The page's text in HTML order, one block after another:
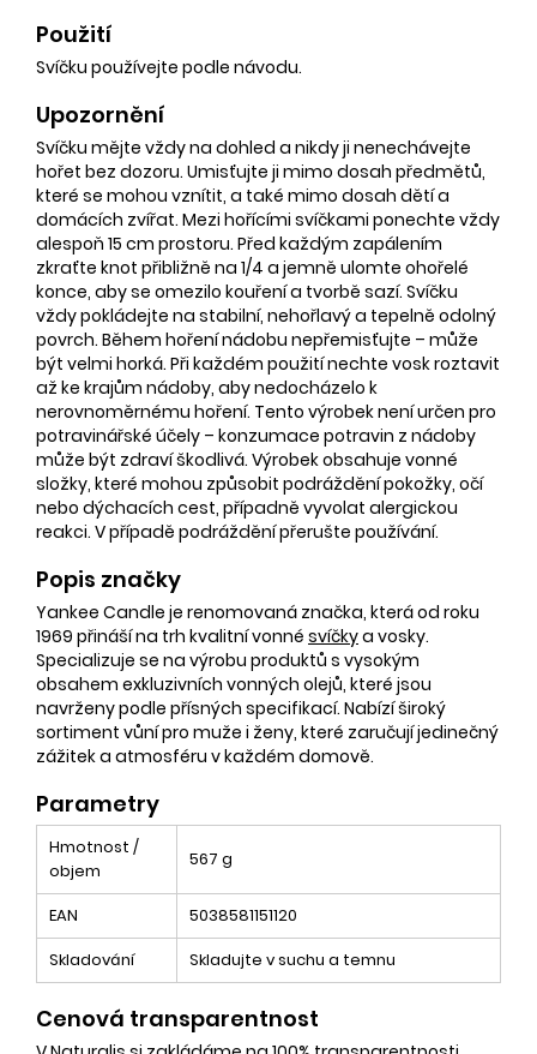
Použití
Svíčku používejte podle návodu.
Upozornění
Svíčku mějte vždy na dohled a nikdy ji nenechávejte
hořet bez dozoru. Umisťujte ji mimo dosah předmětů,
které se mohou vznítit, a také mimo dosah dětí a
domácích zvířat. Mezi hořícími svíčkami ponechte vždy
alespoň 15 cm prostoru. Před každým zapálením
zkraťte knot přibližně na 1/4 a jemně ulomte ohořelé
konce, aby se omezilo kouření a tvorbě sazí. Svíčku
vždy pokládejte na stabilní, nehořlavý a tepelně odolný
povrch. Během hoření nádobu nepřemisťujte – může
být velmi horká. Při každém použití nechte vosk roztavit
až ke krajům nádoby, aby nedocházelo k
nerovnoměrnému hoření. Tento výrobek není určen pro
potravinářské účely – konzumace potravin z nádoby
může být zdraví škodlivá. Výrobek obsahuje vonné
složky, které mohou způsobit podráždění pokožky, očí
nebo dýchacích cest, případně vyvolat alergickou
reakci. V případě podráždění přerušte používání.
Popis značky
Yankee Candle je renomovaná značka, která od roku
1969 přináší na trh kvalitní vonné svíčkya vosky.
Specializuje se na výrobu produktů s vysokým
obsahem exkluzivních vonných olejů, které jsou
navrženy podle přísných specifikací. Nabízí široký
sortiment vůní pro muže i ženy, které zaručují jedinečný
zážitek a atmosféru v každém domově.
Parametry
Hmotnost /
objem
567 g
EAN
5038581151120
Skladování
Skladujte v suchu a temnu
Cenová transparentnost